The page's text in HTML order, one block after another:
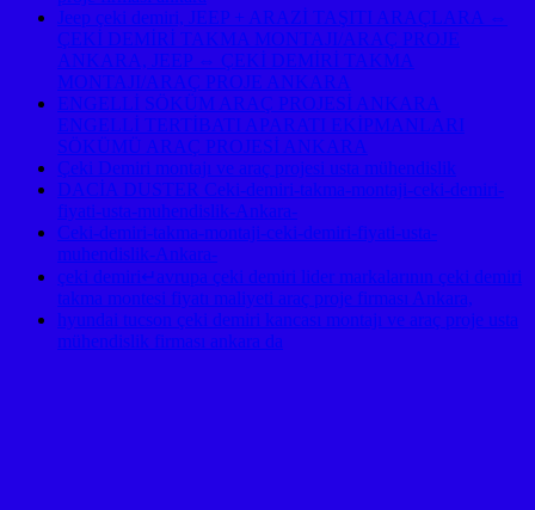
Jeep çeki demiri, JEEP + ARAZİ TAŞITI ARAÇLARA ⇔
ÇEKİ DEMİRİ TAKMA MONTAJI/ARAÇ PROJE
ANKARA, JEEP ⇔ ÇEKİ DEMİRİ TAKMA
MONTAJI/ARAÇ PROJE ANKARA
ENGELLİ SÖKÜM ARAÇ PROJESİ ANKARA
ENGELLİ TERTİBATI APARATI EKİPMANLARI
SÖKÜMÜ ARAÇ PROJESİ ANKARA
Çeki Demiri montajı ve araç projesi usta mühendislik
DACİA DUSTER Ceki-demiri-takma-montaji-ceki-demiri-
fiyati-usta-muhendislik-Ankara-
Ceki-demiri-takma-montaji-ceki-demiri-fiyati-usta-
muhendislik-Ankara-
çeki demiri↵avrupa çeki demiri lider markalarının çeki demiri
takma montesi fiyatı maliyeti araç proje firması Ankara,
hyundai tucson çeki demiri kancası montajı ve araç proje usta
mühendislik firması ankara da